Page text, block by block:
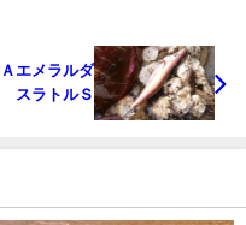
エメラルダ
スラトルＳ